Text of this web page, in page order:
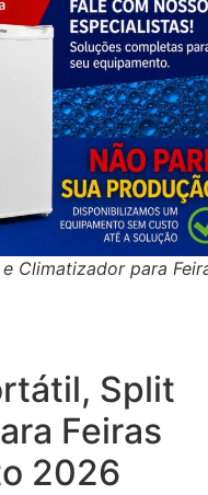
Climatizador para
Split
Feiras
2026